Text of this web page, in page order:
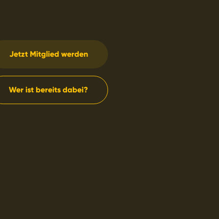
Jetzt Mitglied werden
Wer ist bereits dabei?